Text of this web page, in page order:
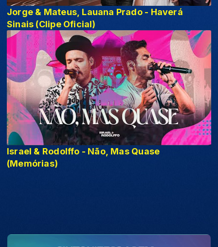
Jorge & Mateus, Lauana Prado - Haverá
Sinais (Clipe Oficial)
Israel & Rodolffo - Não, Mas Quase
(Memórias)